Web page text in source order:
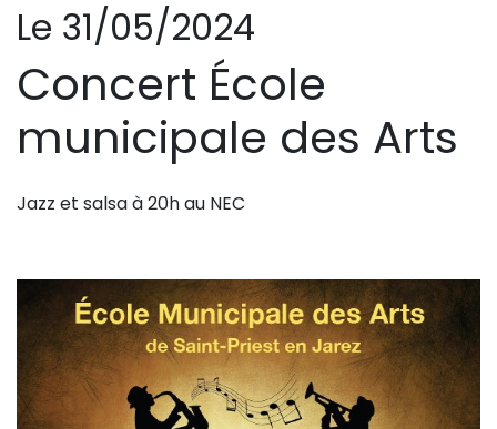
Le 31/05/2024
Concert École
municipale des Arts
Jazz et salsa à 20h au NEC